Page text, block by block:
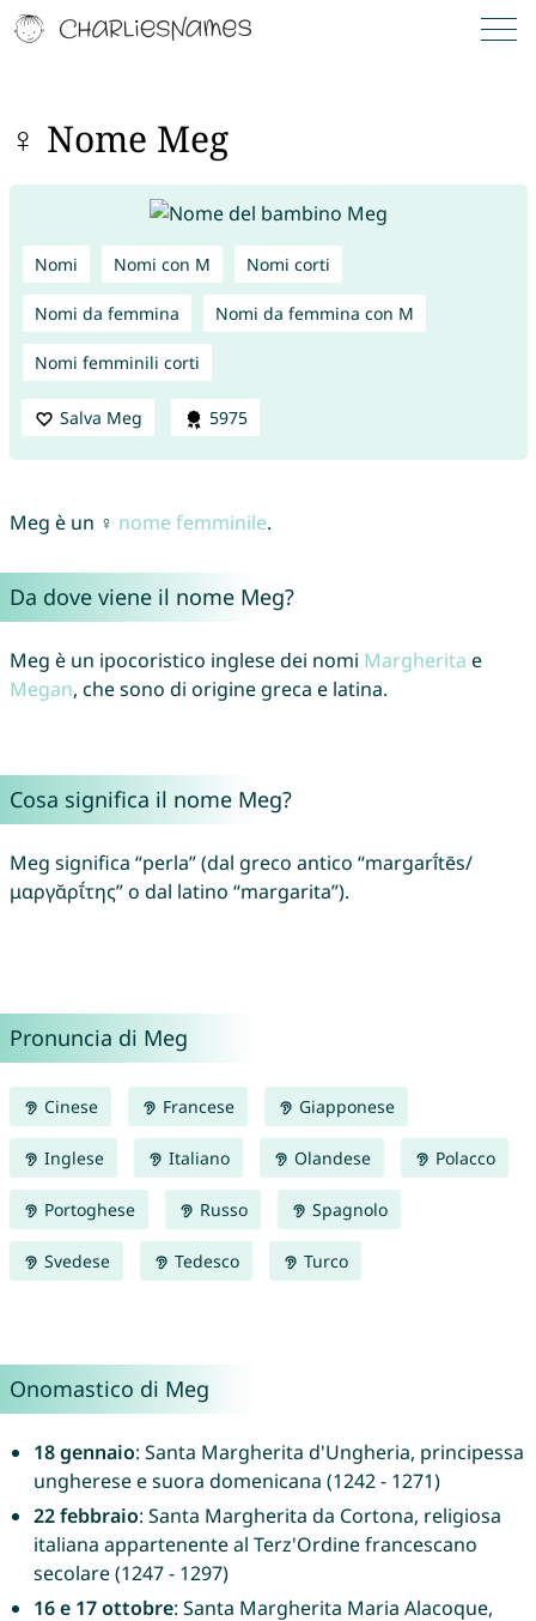
♀ Nome Meg
Nomi Nomi con M Nomi corti
Nomi da femmina Nomi da femmina con M
Nomi femminili corti
Salva Meg 5975
Meg è un ♀ nome femminile.
Da dove viene il nome Meg?
Meg è un ipocoristico inglese dei nomi Margherita e
Megan, che sono di origine greca e latina.
Cosa significa il nome Meg?
Meg significa “perla” (dal greco antico “margarī́tēs/
μαργᾰρῑ́της” o dal latino “margarita”).
Pronuncia di Meg
Cinese Francese Giapponese
Inglese Italiano Olandese Polacco
Portoghese Russo Spagnolo
Svedese Tedesco Turco
Onomastico di Meg
18 gennaio: Santa Margherita d'Ungheria, principessa
ungherese e suora domenicana (1242 - 1271)
22 febbraio: Santa Margherita da Cortona, religiosa
italiana appartenente al Terz'Ordine francescano
secolare (1247 - 1297)
16 e 17 ottobre: Santa Margherita Maria Alacoque,